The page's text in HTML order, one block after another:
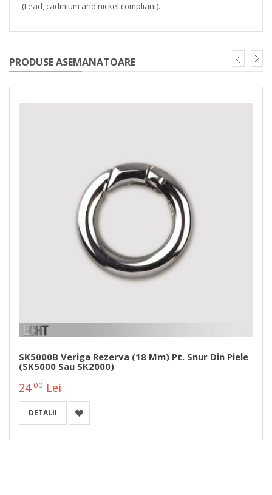
(Lead, cadmium and nickel compliant).
PRODUSE ASEMANATOARE
SK5000B Veriga Rezerva (18 Mm) Pt. Snur Din Piele
(SK5000 Sau SK2000)
24 00 Lei
DETALII